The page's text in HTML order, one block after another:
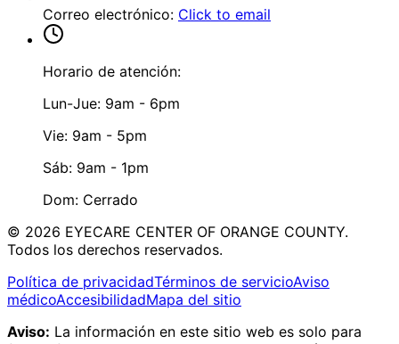
Correo electrónico: Click to email
Horario de atención:
Lun-Jue: 9am - 6pm
Vie: 9am - 5pm
Sáb: 9am - 1pm
Dom: Cerrado
© 2026 EYECARE CENTER OF ORANGE COUNTY.
Todos los derechos reservados.
Política de privacidadTérminos de servicioAviso
médicoAccesibilidadMapa del sitio
Aviso: La información en este sitio web es solo para